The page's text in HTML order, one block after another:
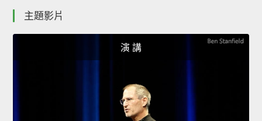
主題影片
演 講